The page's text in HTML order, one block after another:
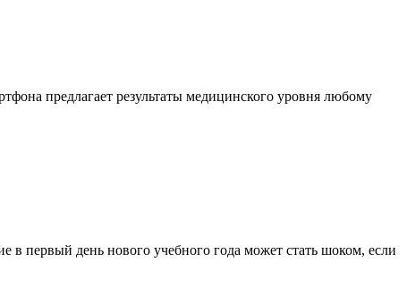
предлагает результаты медицинского уровня любому
в первый день нового учебного года может стать шоком, если